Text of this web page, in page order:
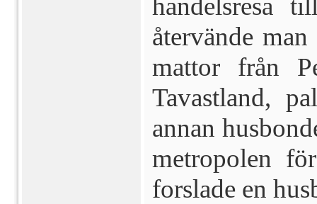
handelsresa
återvände
mattor från
Tavastland,
annan
metropolen
forslade en